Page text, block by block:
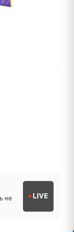
не
LIVE